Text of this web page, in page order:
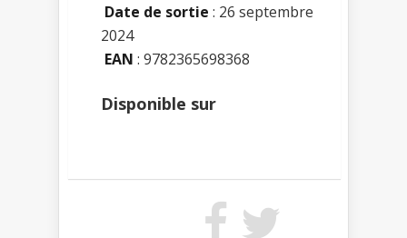
Date de sortie : 26 septembre
2024
EAN : 9782365698368
Disponible sur